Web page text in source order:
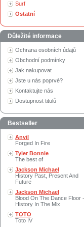
Surf
Ostatní
Důležité informace
Ochrana osobních údajů
Obchodní podmínky
Jak nakupovat
Jste u nás poprvé?
Kontaktujte nás
Dostupnost titulů
Bestseller
Anvil
Forged In Fire
Tyler Bonnie
The best of
Jackson Michael
History Past, Present And
Future
Jackson Michael
Blood On The Dance Floor -
History In The Mix
TOTO
Toto IV